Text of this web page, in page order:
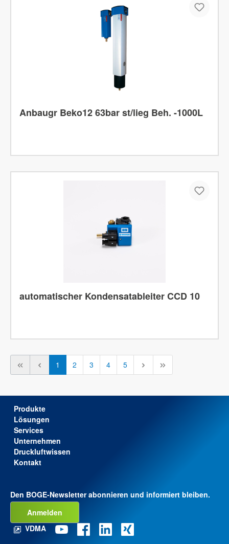
Anbaugr Beko12 63bar st/lieg Beh. -1000L
automatischer Kondensatableiter CCD 10
1 2 3 4 5
Produkte
Lösungen
Services
Unternehmen
Druckluftwissen
Kontakt
Den BOGE-Newsletter abonnieren und informiert bleiben.
Anmelden
VDMA